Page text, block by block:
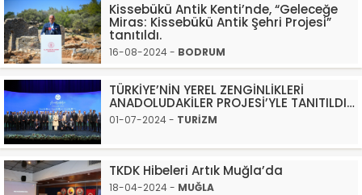
Kissebükü Antik Kenti’nde, “Geleceğe
Miras: Kissebükü Antik Şehri Projesi”
tanıtıldı.
16-08-2024 - BODRUM
TÜRKİYE’NİN YEREL ZENGİNLİKLERİ
ANADOLUDAKİLER PROJESİ’YLE TANITILDI…
01-07-2024 - TURİZM
TKDK Hibeleri Artık Muğla’da
18-04-2024 - MUĞLA